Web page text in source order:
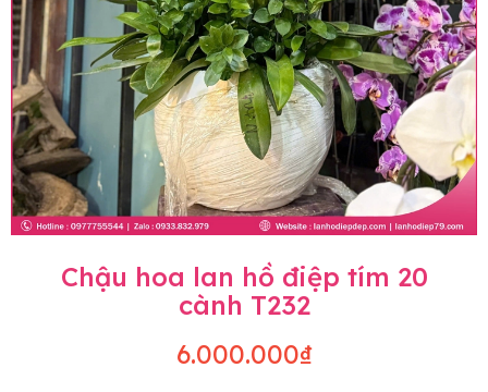
Chậu hoa lan hồ điệp tím 20
cành T232
6.000.000₫